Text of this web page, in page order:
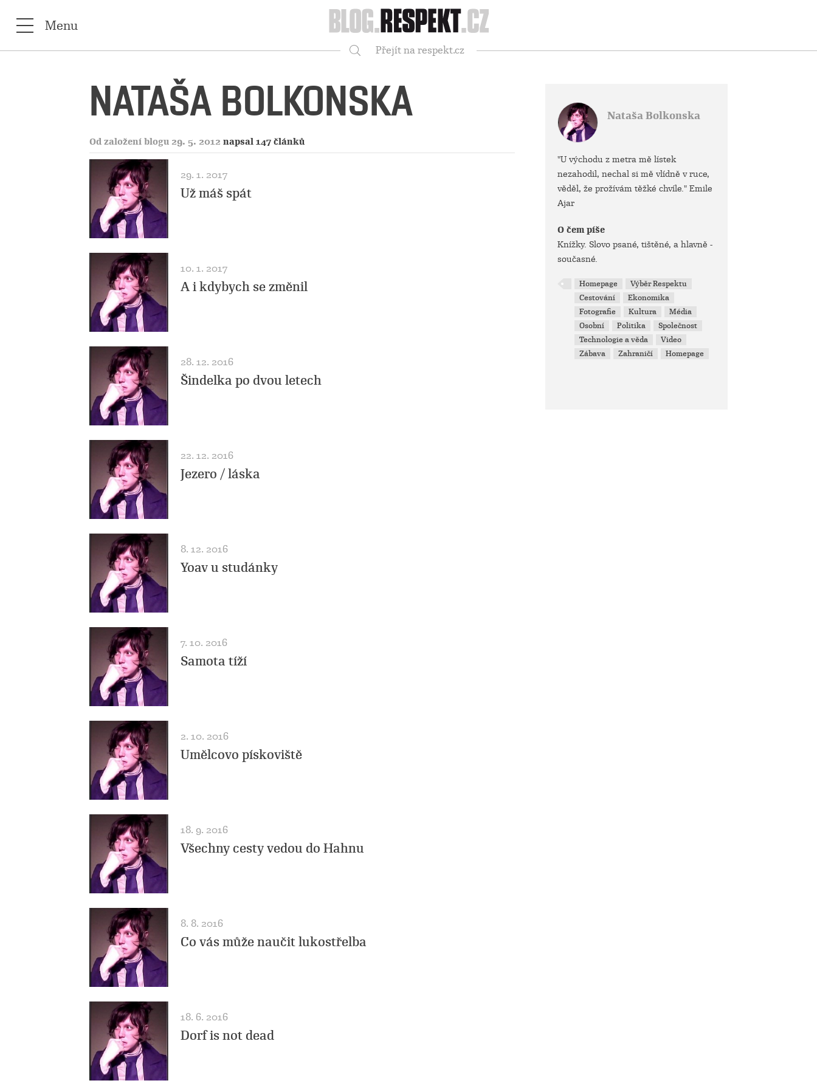
Respekt
Menu
Přejít na respekt.cz
NATAŠA BOLKONSKA
Od založení blogu 29. 5. 2012 napsal 147 článků
29. 1. 2017
Už máš spát
10. 1. 2017
A i kdybych se změnil
28. 12. 2016
Šindelka po dvou letech
22. 12. 2016
Jezero / láska
8. 12. 2016
Yoav u studánky
7. 10. 2016
Samota tíží
2. 10. 2016
Umělcovo pískoviště
18. 9. 2016
Všechny cesty vedou do Hahnu
8. 8. 2016
Co vás může naučit lukostřelba
18. 6. 2016
Dorf is not dead
Nataša Bolkonska
"U východu z metra mě lístek
nezahodil, nechal si mě vlídně v ruce,
věděl, že prožívám těžké chvíle." Emile
Ajar
O čem píše
Knížky. Slovo psané, tištěné, a hlavně -
současné.
Homepage
Výběr Respektu
Cestování
Ekonomika
Fotografie
Kultura
Média
Osobní
Politika
Společnost
Technologie a věda
Video
Zábava
Zahraničí Homepage